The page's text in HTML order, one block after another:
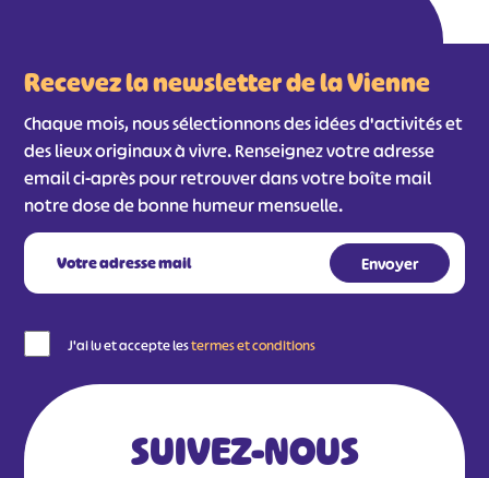
Recevez la newsletter de la Vienne
Chaque mois, nous sélectionnons des idées d'activités et
des lieux originaux à vivre. Renseignez votre adresse
email ci-après pour retrouver dans votre boîte mail
notre dose de bonne humeur mensuelle.
J'ai lu et accepte lestermes et conditions
SUIVEZ-NOUS